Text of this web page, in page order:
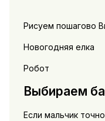
Рисуем пошагово
Новогодняя елка
Робот
Выбираем
Если мальчик